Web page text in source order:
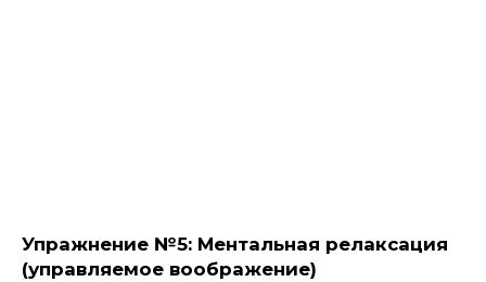
Упражнение №5: Ментальная релаксация
(управляемое воображение)